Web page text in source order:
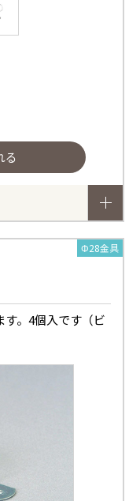
Φ28金具
。4個入です（ビ